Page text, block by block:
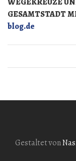
GESAMTSTADT
blog.de
Gestaltet von